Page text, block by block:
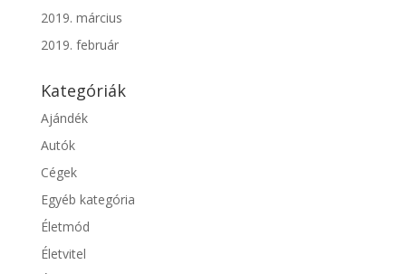
2019. március
2019. február
Kategóriák
Ajándék
Autók
Cégek
Egyéb kategória
Életmód
Életvitel